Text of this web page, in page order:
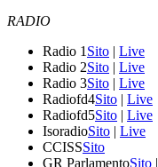
RADIO
Radio 1 Sito | Live
Radio 2Sito | Live
Radio 3Sito | Live
Radiofd4Sito | Live
Radiofd5Sito | Live
IsoradioSito | Live
CCISSSito
GR ParlamentoSito |